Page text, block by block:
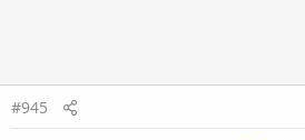
#945